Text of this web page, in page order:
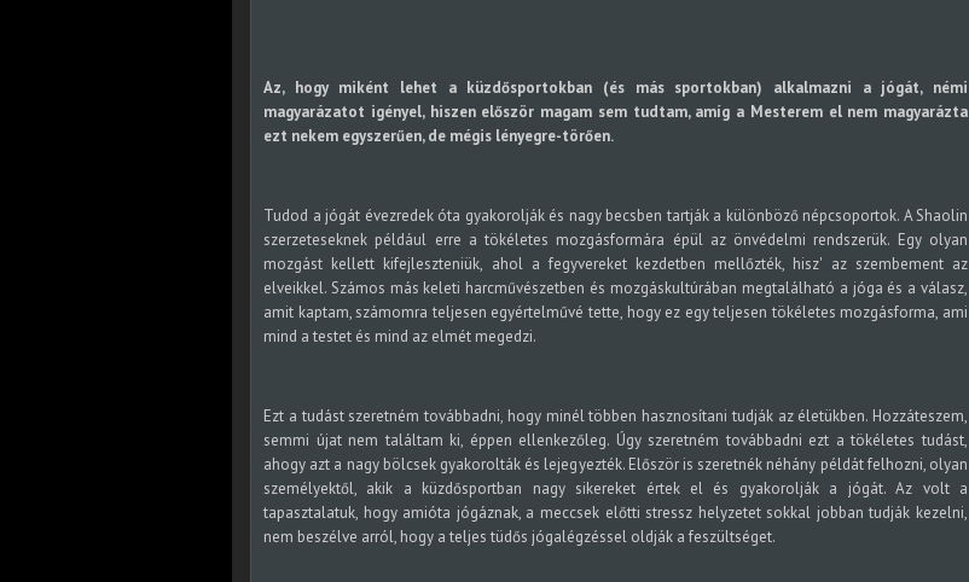
Az, hogy miként lehet a küzdősportokban (és más sportokban) alkalmazni a jógát, némi
magyarázatot igényel, hiszen először magam sem tudtam, amíg a Mesterem el nem magyarázta
ezt nekem egyszerűen, de mégis lényegre-törően.
Tudod a jógát évezredek óta gyakorolják és nagy becsben tartják a különböző népcsoportok. A Shaolin
szerzeteseknek például erre a tökéletes mozgásformára épül az önvédelmi rendszerük. Egy olyan
mozgást kellett kifejleszteniük, ahol a fegyvereket kezdetben mellőzték, hisz' az szembement az
elveikkel. Számos más keleti harcművészetben és mozgáskultúrában megtalálható a jóga és a válasz,
amit kaptam, számomra teljesen egyértelművé tette, hogy ez egy teljesen tökéletes mozgásforma, ami
mind a testet és mind az elmét megedzi.
Ezt a tudást szeretném továbbadni, hogy minél többen hasznosítani tudják az életükben. Hozzáteszem,
semmi újat nem találtam ki, éppen ellenkezőleg. Úgy szeretném továbbadni ezt a tökéletes tudást,
ahogy azt a nagy bölcsek gyakorolták és lejegyezték. Először is szeretnék néhány példát felhozni, olyan
személyektől, akik a küzdősportban nagy sikereket értek el és gyakorolják a jógát. Az volt a
tapasztalatuk, hogy amióta jógáznak, a meccsek előtti stressz helyzetet sokkal jobban tudják kezelni,
nem beszélve arról, hogy a teljes tüdős jógalégzéssel oldják a feszültséget.